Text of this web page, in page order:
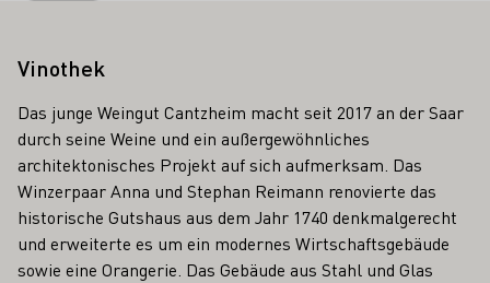
Vinothek
Das junge Weingut Cantzheim macht seit 2017 an der Saar
durch seine Weine und ein außergewöhnliches
architektonisches Projekt auf sich aufmerksam. Das
Winzerpaar Anna und Stephan Reimann renovierte das
historische Gutshaus aus dem Jahr 1740 denkmalgerecht
und erweiterte es um ein modernes Wirtschaftsgebäude
sowie eine Orangerie. Das Gebäude aus Stahl und Glas